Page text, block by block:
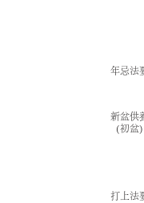
年忌法
新盆供
(初盆)
打上法